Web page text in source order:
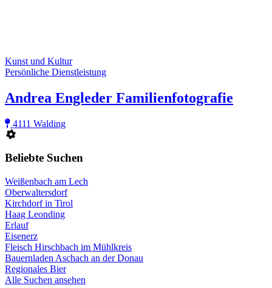
Kunst und Kultur
Persönliche Dienstleistung
Andrea Engleder Familienfotografie
4111 Walding
Beliebte Suchen
Weißenbach am Lech
Oberwaltersdorf
Kirchdorf in Tirol
Haag Leonding
Erlauf
Eisenerz
Fleisch Hirschbach im Mühlkreis
Bauernladen Aschach an der Donau
Regionales Bier
Alle Suchen ansehen